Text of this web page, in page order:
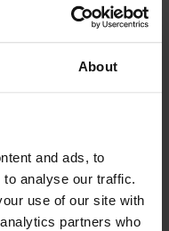
About
and ads, to
analyse our traffic.
use of our site with
partners who